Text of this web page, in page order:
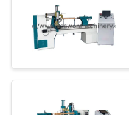
NACHRICHTEN
SIE EIN